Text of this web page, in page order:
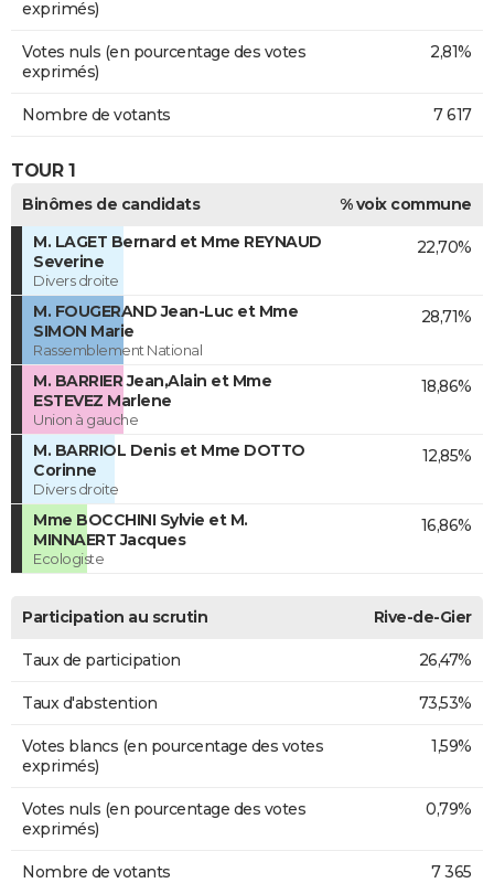
exprimés)
Votes nuls (en pourcentage des votes
exprimés)
2,81%
Nombre de votants 7 617
TOUR 1
Binômes de candidats
% voix commune
M. LAGET Bernard et Mme REYNAUD
Severine
Divers droite
22,70%
M. FOUGERAND Jean-Luc et Mme
SIMON Marie
Rassemblement National
28,71%
M. BARRIER Jean,Alain et Mme
ESTEVEZ Marlene
Union à gauche
18,86%
M. BARRIOL Denis et Mme DOTTO
Corinne
Divers droite
12,85%
Mme BOCCHINI Sylvie et M.
MINNAERT Jacques
Ecologiste
16,86%
Participation au scrutin Rive-de-Gier
Taux de participation 26,47%
Taux d'abstention 73,53%
Votes blancs (en pourcentage des votes
exprimés)
1,59%
Votes nuls (en pourcentage des votes
exprimés)
0,79%
Nombre de votants 7 365